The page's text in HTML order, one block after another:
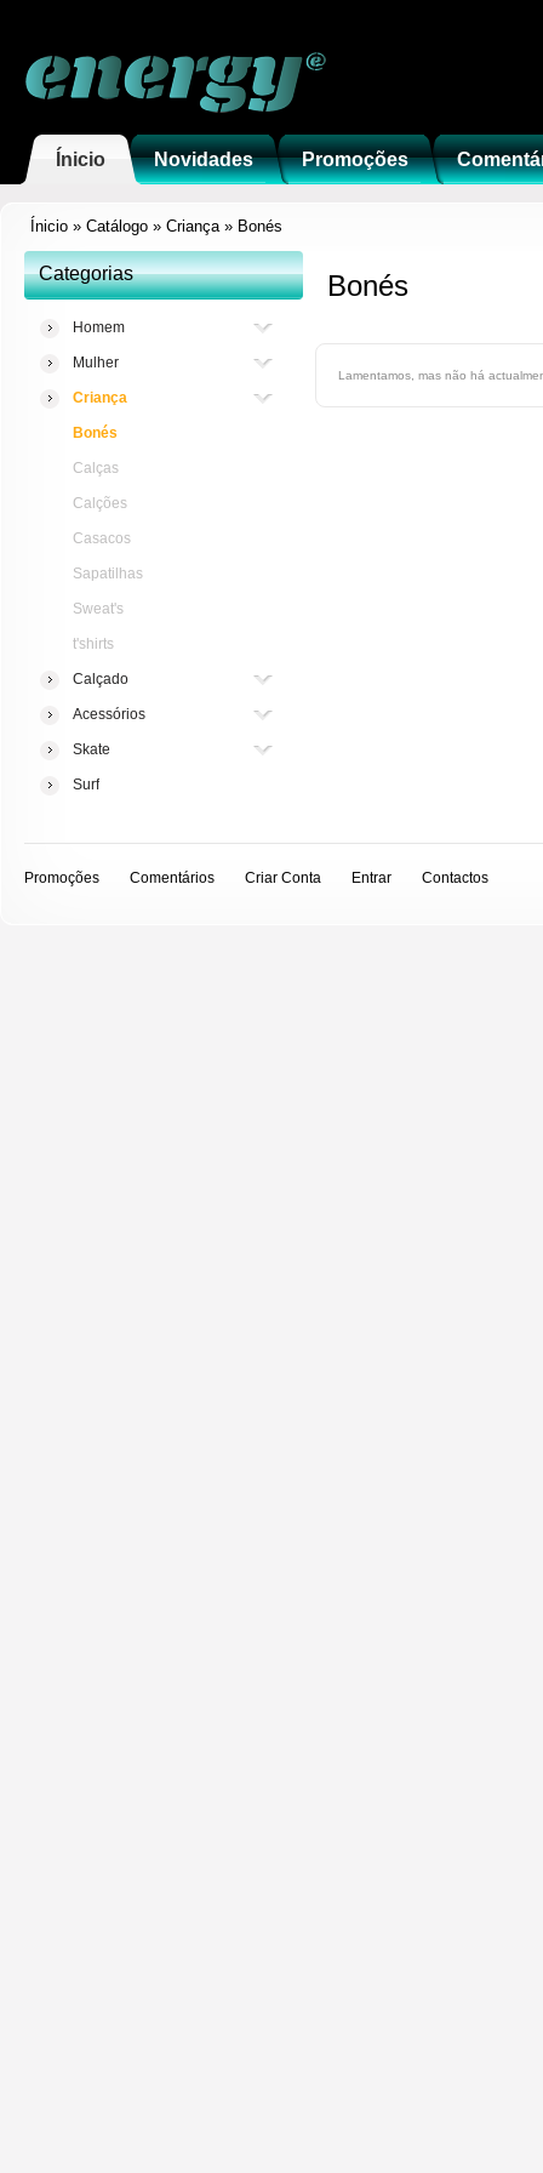
Ínicio Novidades Promoções
Ínicio » Catálogo » Criança» Bonés
Bonés
Lamentamos, mas não há
Categorias
Homem
Mulher
Criança
Bonés
Calças
Calções
Casacos
Sapatilhas
Sweat's
t'shirts
Calçado
Acessórios
Skate
Surf
Promoções Comentários Criar Conta Entrar Contactos